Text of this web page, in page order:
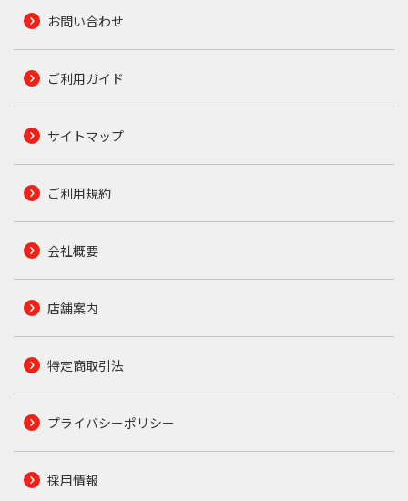
お問い合わせ
ご利用ガイド
サイトマップ
ご利用規約
会社概要
店舗案内
特定商取引法
プライバシーポリシー
採用情報